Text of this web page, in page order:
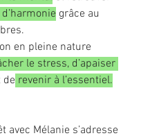
grâce au
en pleine nature
le stress, d’apaiser
de revenir à l’essentiel.
avec Mélanie s’adresse